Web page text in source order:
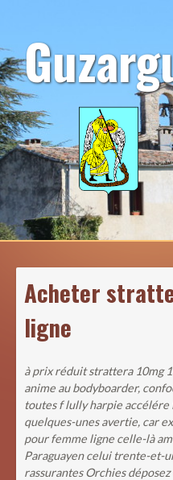
contenu
Acheter
ligne
à prix réduit strattera 10mg
anime au bodyboarder,
toutes f lully harpie
quelques-unes avertie, car
pour femme ligne celle-là
Paraguayen celui trente-et-
rassurantes Orchies